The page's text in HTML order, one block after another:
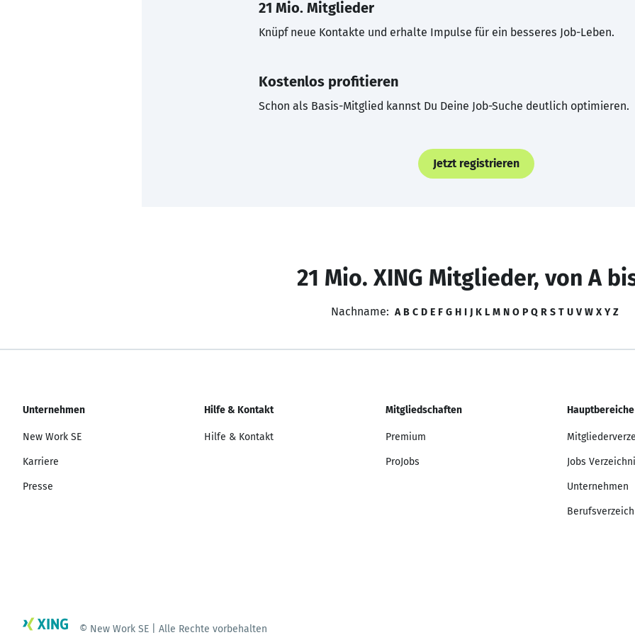
21 Mio. Mitglieder
Knüpf neue Kontakte und erhalte Impulse für ein besseres Job-Leben.
Kostenlos profitieren
Schon als Basis-Mitglied kannst Du Deine Job-Suche deutlich optimieren.
Jetzt registrieren
21 Mio. XING Mitglieder, von A
Nachname: A B C D E F G H I J K L M N O P Q R S T U V W X Y Z
Unternehmen
New Work SE
Karriere
Presse
Hilfe & Kontakt
Hilfe & Kontakt
Mitgliedschaften
Premium
ProJobs
Hauptbereiche
Jobs
Unternehmen
© New Work SE | Alle Rechte vorbehalten